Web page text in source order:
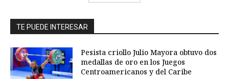
TE PUEDE INTERESAR
Pesista criollo Julio Mayora obtuvo dos
medallas de oro en los Juegos
Centroamericanos y del Caribe